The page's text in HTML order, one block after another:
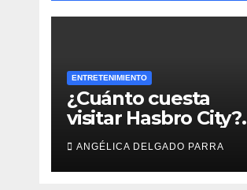
ENTRETENIMIENTO
¿Cuánto cuesta
visitar Hasbro City?
Precios, atracciones
y actividades de
Summer Fest
ANGÉLICA DELGADO PARRA